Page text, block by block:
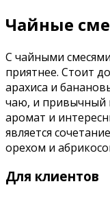
Чайные
С чайными
приятнее. Стоит
арахиса и
чаю, и привычный
аромат и
является
орехом и
Для клиентов